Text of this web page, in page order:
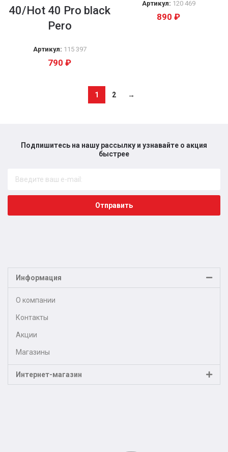
40/Hot 40 Pro black
Pero
Артикул: 115 397
790 ₽
Артикул: 120 469
890 ₽
1 2 →
Подпишитесь на нашу рассылку и узнавайте о акция
быстрее​
Отправить
Информация
О компании
Контакты
Акции
Магазины
Интернет-магазин